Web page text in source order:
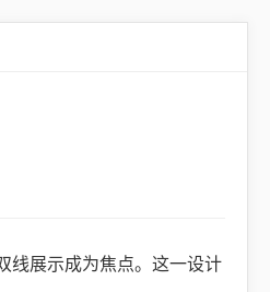
线展示成为焦点。这一设计